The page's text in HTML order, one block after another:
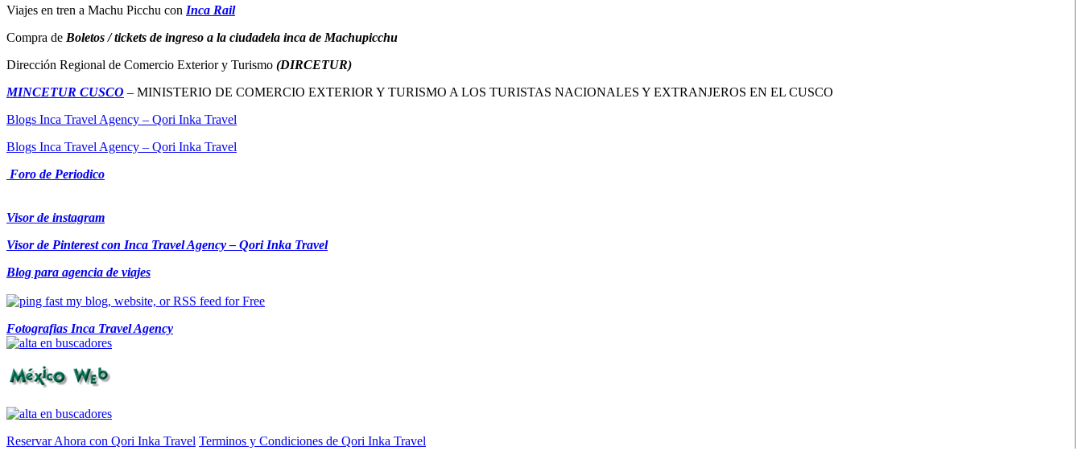
Viajes en tren a Machu Picchu con Inca Rail
Compra de Boletos / tickets de ingreso a la ciudadela inca de Machupicchu
Dirección Regional de Comercio Exterior y Turismo (DIRCETUR)
MINCETUR CUSCO – MINISTERIO DE COMERCIO EXTERIOR Y TURISMO A LOS TURISTAS NACIONALES Y EXTRANJEROS EN EL CUSCO
Blogs Inca Travel Agency – Qori Inka Travel
Blogs Inca Travel Agency – Qori Inka Travel
Foro de Periodico
Visor de instagram
Visor de Pinterest con Inca Travel Agency – Qori Inka Travel
Blog para agencia de viajes
Fotografias Inca Travel Agency
Reservar Ahora con Qori Inka Travel Terminos y Condiciones de Qori Inka Travel